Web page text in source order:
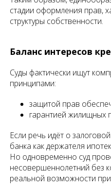
стадии оформления прав,
структуры собственности.
Баланс интересов
Суды фактически ищут
принципами:
защитой прав
гарантией жилищных
Если речь идёт о
банка как держателя
Но одновременно суд
несовершеннолетний без
реальной возможности